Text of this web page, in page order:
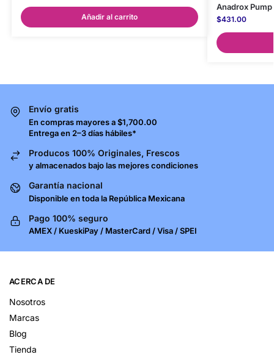
Añadir al carrito
Anadrox Pump
$431.00
Envío gratis
En compras mayores a $1,700.00
Entrega en 2–3 días hábiles*
Producos 100% Originales, Frescos
y almacenados bajo las mejores condiciones
Garantía nacional
Disponible en toda la República Mexicana
Pago 100% seguro
AMEX / KueskiPay / MasterCard / Visa / SPEI
ACERCA DE
Nosotros
Marcas
Blog
Tienda